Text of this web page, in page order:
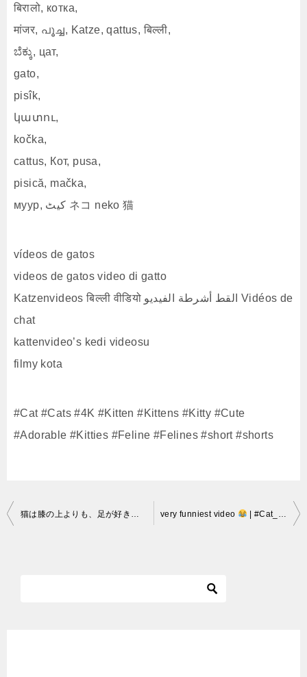
बिरालो, котка,
मांजर, പൂച്ച, Katze, qattus, बिल्ली,
ಬೆಕ್ಕು, цат,
gato,
pisîk,
կատու,
kočka,
cattus, Кот, pusa,
pisică, mačka,
муур, کیٹ ネコ neko 猫
vídeos de gatos
videos de gatos video di gatto
Katzenvideos बिल्ली वीडियो القط أشرطة الفيديو Vidéos de
chat
kattenvideo’s kedi videosu
filmy kota
#Cat #Cats #4K #Kitten #Kittens #Kitty #Cute
#Adorable #Kitties #Feline #Felines #short #shorts
投
猫は膝の上よりも、足が好きっぽい very funniest video | #Cat_funny_video